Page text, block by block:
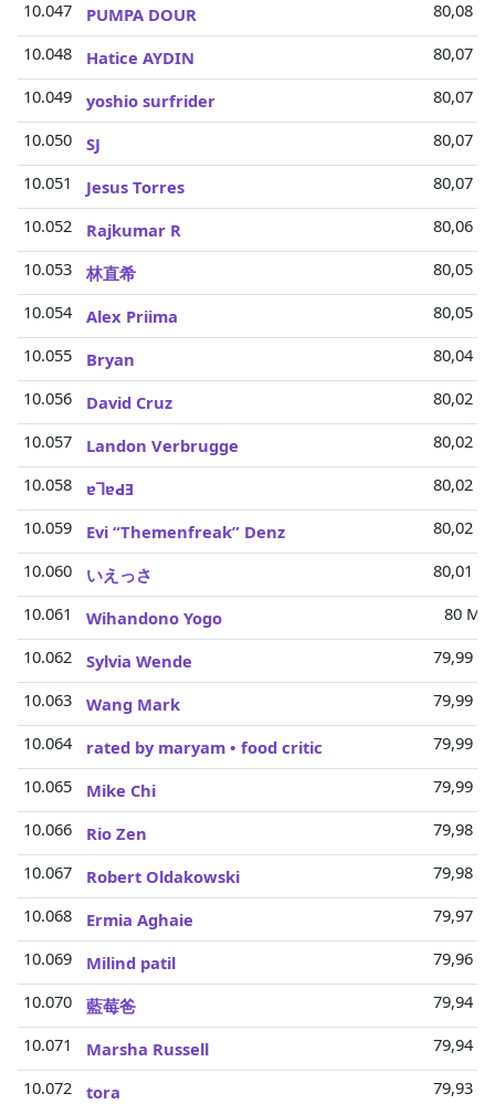
10.047 PUMPA DOUR
80,08
10.048
Hatice AYDIN
80,07
10.049
yoshio surfrider
80,07
10.050
SJ
80,07
10.051
Jesus Torres
80,07
10.052
Rajkumar R
80,06
10.053
林直希
80,05
10.054
Alex Priima
80,05
10.055
Bryan
80,04
10.056
David Cruz
80,02
10.057
Landon Verbrugge
80,02
10.058
ɐꓶɐԀƎ
80,02
10.059
Evi “Themenfreak” Denz
80,02
10.060
いえっさ
80,01
10.061
Wihandono Yogo
80
10.062
Sylvia Wende
79,99
10.063
Wang Mark
79,99
10.064
rated by maryam • food critic
79,99
10.065
Mike Chi
79,99
10.066
Rio Zen
79,98
10.067
Robert Oldakowski
79,98
10.068
Ermia Aghaie
79,97
10.069
Milind patil
79,96
10.070
藍莓爸
79,94
10.071
Marsha Russell
79,94
10.072
tora
79,93